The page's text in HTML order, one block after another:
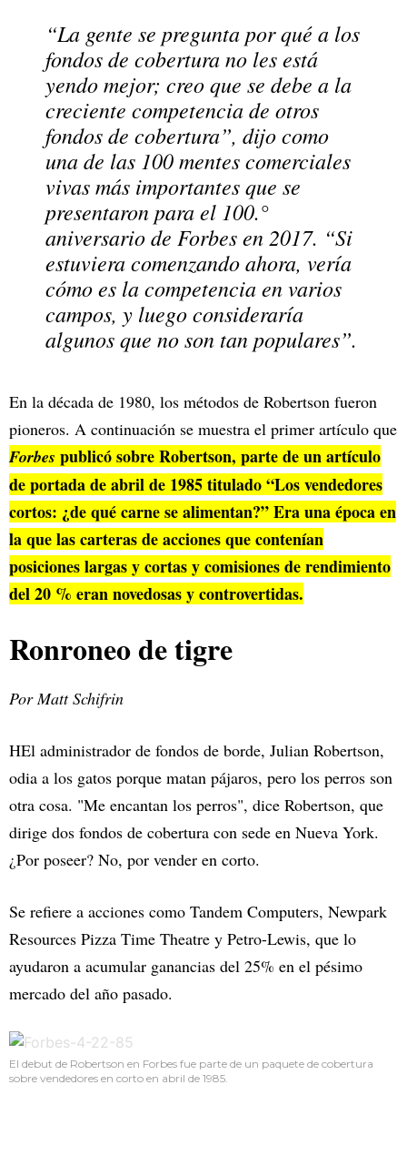
“La gente se pregunta por qué a los
fondos de cobertura no les está
yendo mejor; creo que se debe a la
creciente competencia de otros
fondos de cobertura”, dijo como
una de las 100 mentes comerciales
vivas más importantes que se
presentaron para el 100.°
aniversario de Forbesen 2017. “Si
estuviera comenzando ahora, vería
cómo es la competencia en varios
campos, y luego consideraría
algunos que no son tan populares”.
En la década de 1980, los métodos de Robertson fueron
pioneros. A continuación se muestra el primer artículo que
Forbes publicó sobre Robertson, parte de un artículo
de portada de abril de 1985 titulado “Los vendedores
cortos: ¿de qué carne se alimentan?” Era una época en
la que las carteras de acciones que contenían
posiciones largas y cortas y comisiones de rendimiento
del 20 % eran novedosas y controvertidas.
Ronroneo de tigre
Por Matt Schifrin
HEl administrador de fondos de borde, Julian Robertson,
odia a los gatos porque matan pájaros, pero los perros son
otra cosa. "Me encantan los perros", dice Robertson, que
dirige dos fondos de cobertura con sede en Nueva York.
¿Por poseer? No, por vender en corto.
Se refiere a acciones como Tandem Computers, Newpark
Resources Pizza Time Theatre y Petro-Lewis, que lo
ayudaron a acumular ganancias del 25% en el pésimo
mercado del año pasado.
El debut de Robertson en Forbes fue parte de un paquete de cobertura
sobre vendedores en corto en abril de 1985.